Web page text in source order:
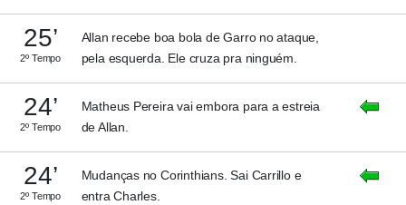
25’
2º Tempo
Allan recebe boa bola de Garro no ataque,
pela esquerda. Ele cruza pra ninguém.
24’
2º Tempo
Matheus Pereira vai embora para a estreia
de Allan.
24’
2º Tempo
Mudanças no Corinthians. Sai Carrillo e
entra Charles.